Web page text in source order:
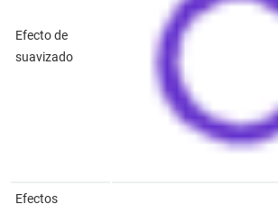
Efecto de
suavizado
Efectos